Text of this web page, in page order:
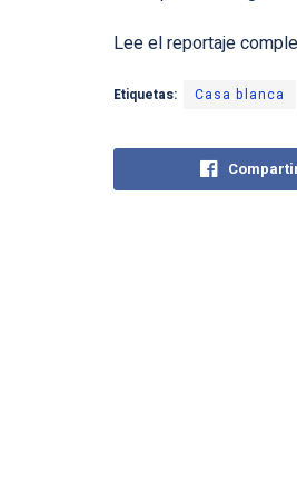
Lee el reportaje
Etiquetas: Casa blanca